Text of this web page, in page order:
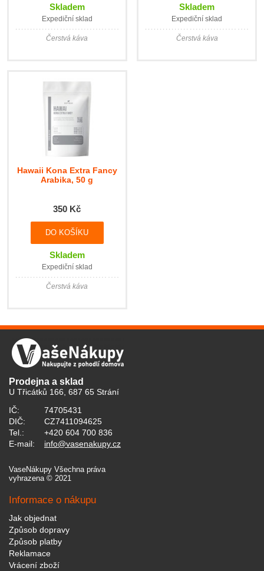
Skladem
Expediční sklad
Čerstvá káva
Skladem
Expediční sklad
Čerstvá káva
Hawaii Kona Extra Fancy
Arabika, 50 g
350 Kč
DO KOŠÍKU
Skladem
Expediční sklad
Čerstvá káva
Prodejna a sklad
U Třicátků 166, 687 65 Strání
IČ:
74705431
DIČ:
CZ7411094625
Tel.:
+420 604 700 836
E-mail:
info@vasenakupy.cz
VaseNákupy Všechna práva
vyhrazena © 2021
Informace o nákupu
Jak objednat
Způsob dopravy
Způsob platby
Reklamace
Vrácení zboží